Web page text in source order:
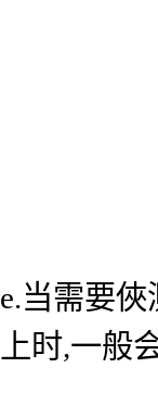
e.当需要
上时,一般